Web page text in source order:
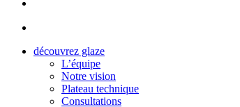
découvrez glaze
L’équipe
Notre vision
Plateau technique
Consultations